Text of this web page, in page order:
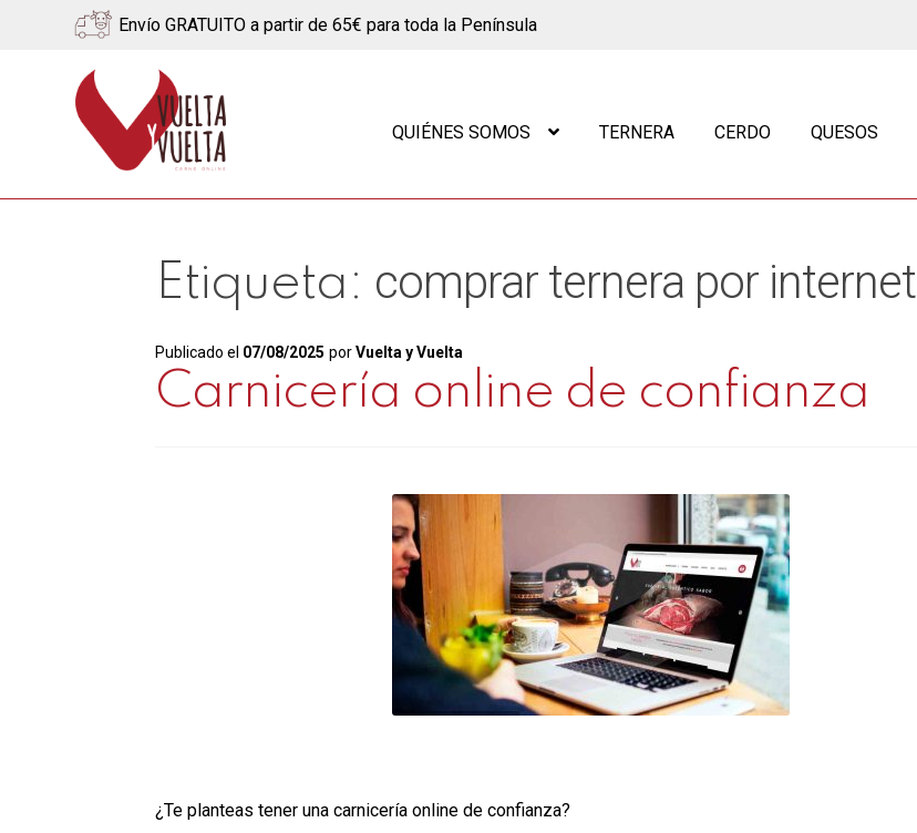
Envío GRATUITO a partir de 65€ para toda la Península
Ir
a
navegación
Ir
al
contenido
QUIÉNES SOMOS TERNERA CERDO QUESOS
Etiqueta: comprar ternera por internet
Publicado el 07/08/2025 porVuelta y Vuelta
Carnicería online de confianza
¿Te planteas tener una carnicería online de confianza?